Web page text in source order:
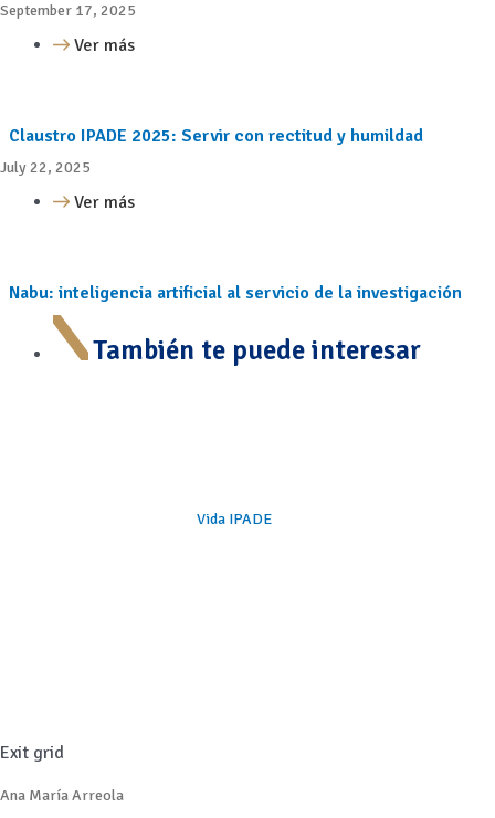
September 17, 2025
Ver más
Claustro IPADE 2025: Servir con rectitud y humildad
July 22, 2025
Ver más
Nabu: inteligencia artificial al servicio de la investigación
También te puede interesar
Vida IPADE
Exit grid
Ana María Arreola